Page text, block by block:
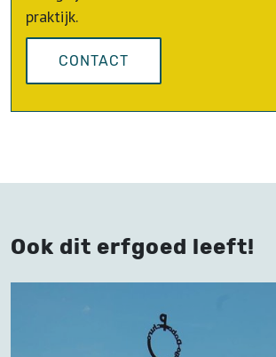
praktijk.
CONTACT
Ook dit erfgoed leeft!